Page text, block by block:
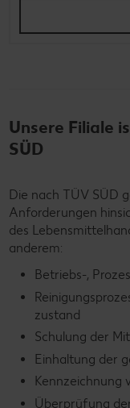
Unsere Filiale
SÜD
Die nach TÜV SÜD
Anforderungen
des
anderem:
Betriebs-,
zustand
Schulung der
Einhaltung der
Kennzeichnung
Überprüfung